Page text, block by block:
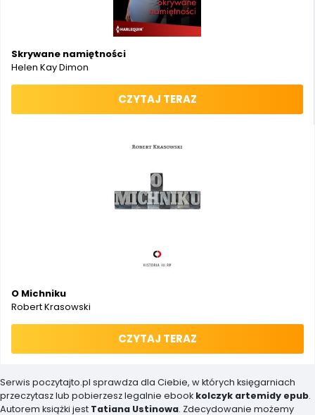
Skrywane namiętności
Helen Kay Dimon
CZYTAJ TERAZ
O Michniku
Robert Krasowski
CZYTAJ TERAZ
Serwis poczytajto.pl sprawdza dla Ciebie, w których księgarniach
przeczytasz lub pobierzesz legalnie ebook kolczyk artemidy epub.
Autorem książki jest Tatiana Ustinowa. Zdecydowanie możemy